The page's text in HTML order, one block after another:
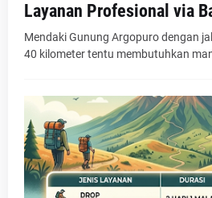
Layanan Profesional via
Mendaki Gunung Argopuro dengan
40 kilometer tentu membutuhkan